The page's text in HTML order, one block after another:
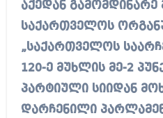
აქედან
საქართველოს
„საქართველოს
120-ე მუხლის მე-2
პარტიული სიიდან
დარჩენილი